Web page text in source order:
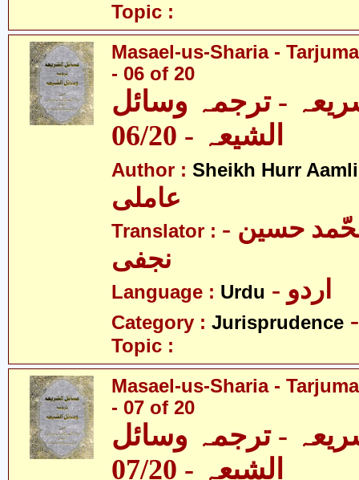
Topic :
Masael-us-Sharia -
- 06 of 20
- ترجمہ وسائل
الشیعہ - 06/20
Author : Sheikh Hurr Aamli
عاملی
Translator : - آیت اللہ محّمد حسین
نجفی
Language : Urdu - اردو
Category : Jurisprudence
Topic :
Masael-us-Sharia -
- 07 of 20
- ترجمہ وسائل
الشیعہ - 07/20